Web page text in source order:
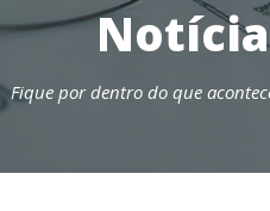
Fique por dentro do que